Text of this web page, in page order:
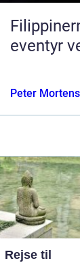
eventyr
Peter
Rejse til